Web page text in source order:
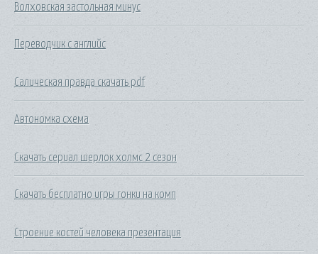
Волховская застольная минус
Переводчик с английс
Салическая правда скачать pdf
Автономка схема
Скачать сериал шерлок холмс 2 сезон
Скачать бесплатно игры гонки на комп
Строение костей человека презентация